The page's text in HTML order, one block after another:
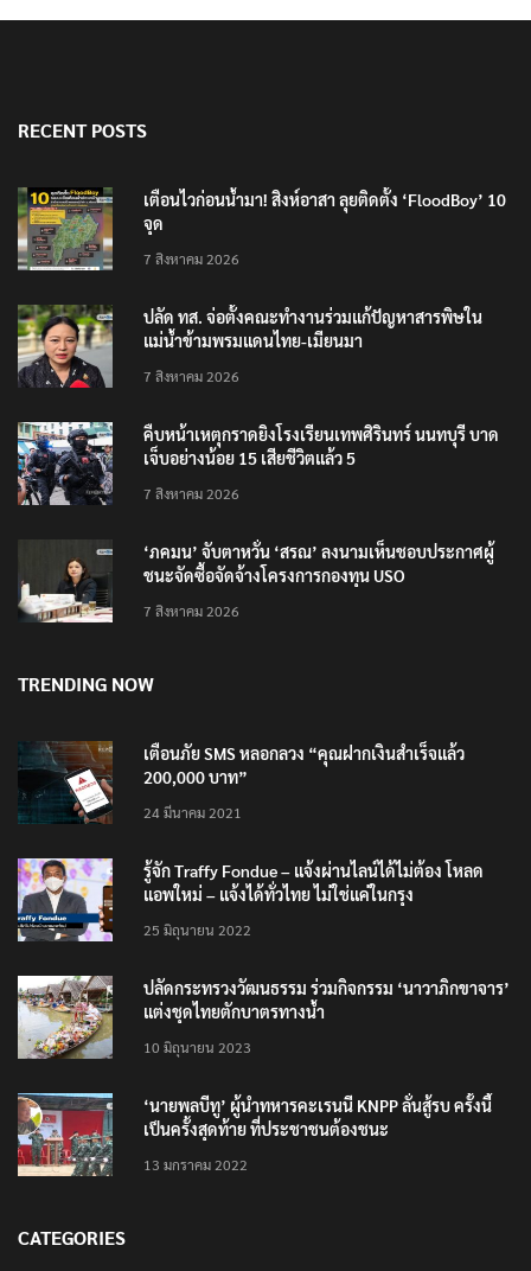
RECENT POSTS
เตือนไวก่อนน้ำมา! สิงห์อาสา ลุยติดตั้ง ‘FloodBoy’ 10
จุด
7 สิงหาคม 2026
ปลัด ทส. จ่อตั้งคณะทำงานร่วมแก้ปัญหาสารพิษใน
แม่น้ำข้ามพรมแดนไทย-เมียนมา
7 สิงหาคม 2026
คืบหน้าเหตุกราดยิงโรงเรียนเทพศิรินทร์ นนทบุรี บาด
เจ็บอย่างน้อย 15 เสียชีวิตแล้ว 5
7 สิงหาคม 2026
‘ภคมน’ จับตาหวั่น ‘สรณ’ ลงนามเห็นชอบประกาศผู้
ชนะจัดซื้อจัดจ้างโครงการกองทุน USO
7 สิงหาคม 2026
TRENDING NOW
เตือนภัย SMS หลอกลวง “คุณฝากเงินสำเร็จแล้ว
200,000 บาท”
24 มีนาคม 2021
รู้จัก Traffy Fondue – แจ้งผ่านไลน์ได้ไม่ต้อง โหลด
แอพใหม่ – แจ้งได้ทั่วไทย ไม่ใช่แค่ในกรุง
25 มิถุนายน 2022
ปลัดกระทรวงวัฒนธรรม ร่วมกิจกรรม ‘นาวาภิกขาจาร’
แต่งชุดไทยตักบาตรทางน้ำ
10 มิถุนายน 2023
‘นายพลบีทู’ ผู้นำทหารคะเรนนี KNPP ลั่นสู้รบ ครั้งนี้
เป็นครั้งสุดท้าย ที่ประชาชนต้องชนะ
13 มกราคม 2022
CATEGORIES